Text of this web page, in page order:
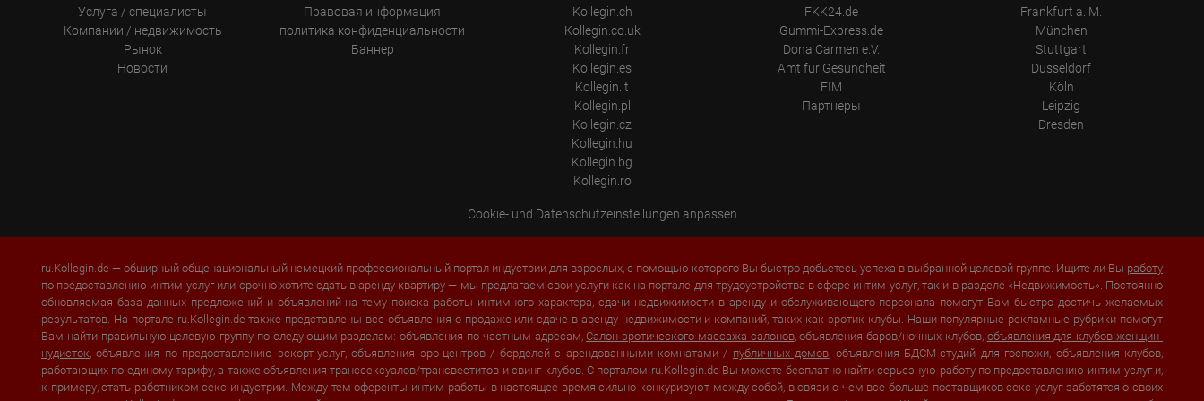
Place of processing:
European Union & USA
Услуга / специалисты
Компании / недвижимость
Рынок
Новости
Правовая информация
политика конфиденциальности
Баннер
Kollegin.ch
Kollegin.co.uk
Kollegin.fr
Kollegin.es
Kollegin.it
Kollegin.pl
Kollegin.cz
Kollegin.hu
Kollegin.bg
Kollegin.ro
FKK24.de
Gummi-Express.de
Dona Carmen e.V.
Amt für Gesundheit
FIM
Партнеры
Frankfurt a. M.
München
Stuttgart
Düsseldorf
Köln
Leipzig
Dresden
Cookie- und Datenschutzeinstellungen anpassen
ru.Kollegin.de — обширный общенациональный немецкий профессиональный портал индустрии для взрослых, с помощью которого Вы быстро добьетесь успеха в выбранной целевой группе. Ищите ли Вы работу
по предоставлению интим-услуг или срочно хотите сдать в аренду квартиру — мы предлагаем свои услуги как на портале для трудоустройства в сфере интим-услуг, так и в разделе «Недвижимость». Постоянно
обновляемая база данных предложений и объявлений на тему поиска работы интимного характера, сдачи недвижимости в аренду и обслуживающего персонала помогут Вам быстро достичь желаемых
результатов. На портале ru.Kollegin.de также представлены все объявления о продаже или сдаче в аренду недвижимости и компаний, таких как эротик-клубы. Наши популярные рекламные рубрики помогут
Вам найти правильную целевую группу по следующим разделам: объявления по частным адресам, Салон эротического массажа салонов, объявления баров/ночных клубов, объявления для клубов женщин-
нудисток, объявления по предоставлению эскорт-услуг, объявления эро-центров / борделей с арендованными комнатами / публичных домов, объявления БДСМ-студий для госпожи, объявления клубов,
работающих по единому тарифу, а также объявления транссексуалов/трансвеститов и свинг-клубов. С порталом ru.Kollegin.de Вы можете бесплатно найти серьезную работу по предоставлению интим-услуг и,
к примеру, стать работником секс-индустрии. Между тем оференты интим-работы в настоящее время сильно конкурируют между собой, в связи с чем все больше поставщиков секс-услуг заботятся о своих